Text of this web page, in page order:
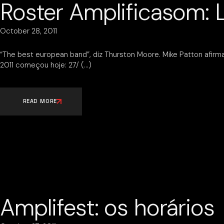
Roster Amplificasom:
October 28, 2011
“The best european band”, diz Thurston Moore. Mike Patton
2011 começou hoje: 27/
READ MORE
Amplifest: os horários